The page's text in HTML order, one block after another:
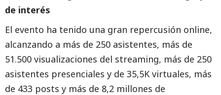
de interés
El evento ha tenido una gran repercusión online,
alcanzando a más de 250 asistentes, más de
51.500 visualizaciones del streaming, más de 250
asistentes presenciales y de 35,5K virtuales, más
de 433 posts y más de 8,2 millones de